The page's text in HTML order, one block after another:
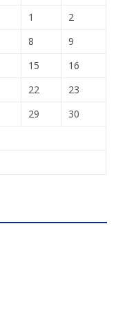
1
2
8
9
15
16
22
23
29
30